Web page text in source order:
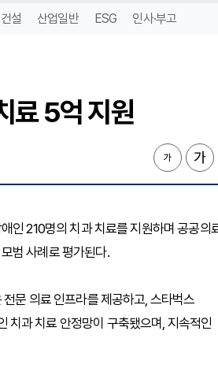
설 산업일반 ESG 인사·부고
료 5억 지원
인 210명의 치과 치료를 지원하며 공공의
범 사례로 평가된다.
문 의료 인프라를 제공하고, 스타벅스
치과 치료 안정망이 구축됐으며, 지속적인